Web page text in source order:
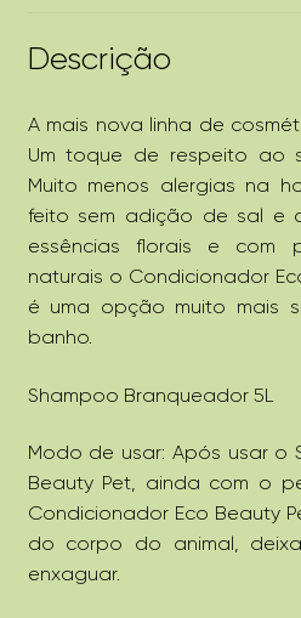
Descrição
A mais nova linha de
Um toque de respeito ao
Muito menos alergias na
feito sem adição de sal e
essências florais e com
naturais o Condicionador
é uma opção muito mais
banho.
Shampoo Branqueador 5L
Modo de usar: Após usar o
Beauty Pet, ainda com o
Condicionador Eco Beauty
do corpo do animal,
enxaguar.